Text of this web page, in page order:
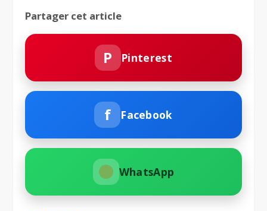
Partager cet article
P Pinterest
f Facebook
WhatsApp